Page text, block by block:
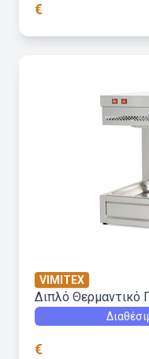
€
VIMITEX
Διπλό Θερμαντικό
€